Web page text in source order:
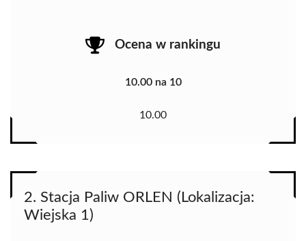
Ocena w rankingu
10.00 na 10
10.00
2. Stacja Paliw ORLEN (Lokalizacja:
Wiejska 1)